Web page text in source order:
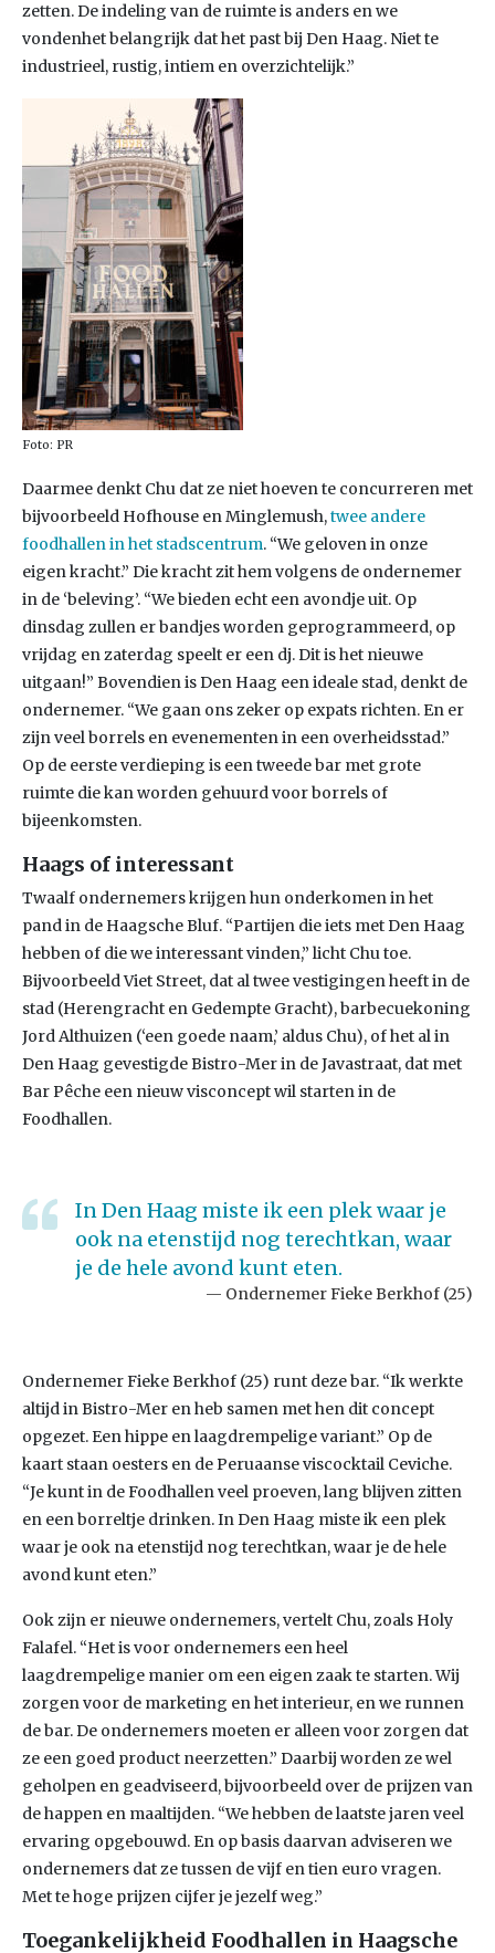
zetten. De indeling van de ruimte is anders en we
vondenhet belangrijk dat het past bij Den Haag. Niet te
industrieel, rustig, intiem en overzichtelijk.”
Foto: PR
Daarmee denkt Chu dat ze niet hoeven te concurreren met
bijvoorbeeld Hofhouse en Minglemush,twee andere
foodhallen in het stadscentrum. “We geloven in onze
eigen kracht.” Die kracht zit hem volgens de ondernemer
in de ‘beleving’. “We bieden echt een avondje uit. Op
dinsdag zullen er bandjes worden geprogrammeerd, op
vrijdag en zaterdag speelt er een dj. Dit is het nieuwe
uitgaan!” Bovendien is Den Haag een ideale stad, denkt de
ondernemer. “We gaan ons zeker op expats richten. En er
zijn veel borrels en evenementen in een overheidsstad.”
Op de eerste verdieping is een tweede bar met grote
ruimte die kan worden gehuurd voor borrels of
bijeenkomsten.
Haags of interessant
Twaalf ondernemers krijgen hun onderkomen in het
pand in de Haagsche Bluf. “Partijen die iets met Den Haag
hebben of die we interessant vinden,” licht Chu toe.
Bijvoorbeeld Viet Street, dat al twee vestigingen heeft in de
stad (Herengracht en Gedempte Gracht), barbecuekoning
Jord Althuizen (‘een goede naam,’ aldus Chu), of het al in
Den Haag gevestigde Bistro-Mer in de Javastraat, dat met
Bar Pêche een nieuw visconcept wil starten in de
Foodhallen.
In Den Haag miste ik een plek waar je
ook na etenstijd nog terechtkan, waar
je de hele avond kunt eten.
Ondernemer Fieke Berkhof (25)
Ondernemer Fieke Berkhof (25) runt deze bar. “Ik werkte
altijd in Bistro-Mer en heb samen met hen dit concept
opgezet. Een hippe en laagdrempelige variant.” Op de
kaart staan oesters en de Peruaanse viscocktail Ceviche.
“Je kunt in de Foodhallen veel proeven, lang blijven zitten
en een borreltje drinken. In Den Haag miste ik een plek
waar je ook na etenstijd nog terechtkan, waar je de hele
avond kunt eten.”
Ook zijn er nieuwe ondernemers, vertelt Chu, zoals Holy
Falafel. “Het is voor ondernemers een heel
laagdrempelige manier om een eigen zaak te starten. Wij
zorgen voor de marketing en het interieur, en we runnen
de bar. De ondernemers moeten er alleen voor zorgen dat
ze een goed product neerzetten.” Daarbij worden ze wel
geholpen en geadviseerd, bijvoorbeeld over de prijzen van
de happen en maaltijden. “We hebben de laatste jaren veel
ervaring opgebouwd. En op basis daarvan adviseren we
ondernemers dat ze tussen de vijf en tien euro vragen.
Met te hoge prijzen cijfer je jezelf weg.”
Toegankelijkheid Foodhallen in Haagsche